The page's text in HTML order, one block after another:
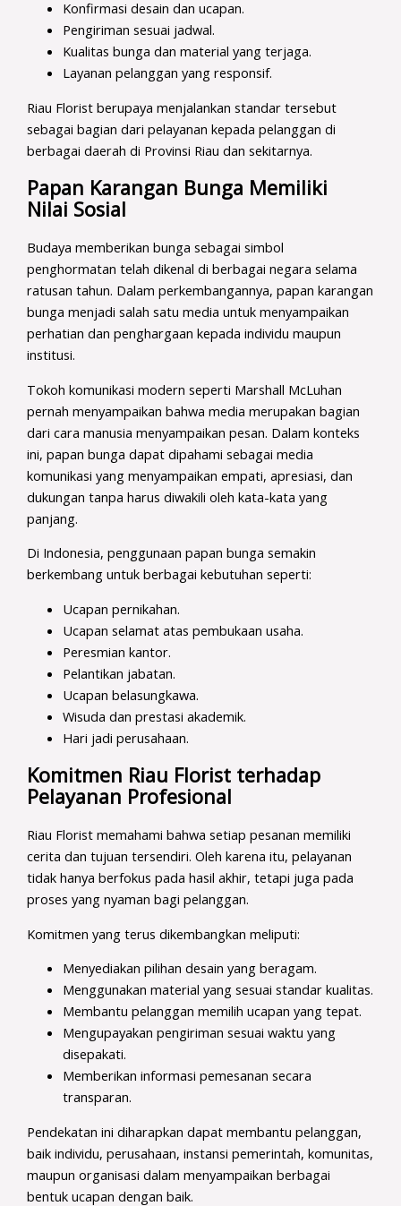
Konfirmasi desain dan ucapan.
Pengiriman sesuai jadwal.
Kualitas bunga dan material yang terjaga.
Layanan pelanggan yang responsif.
Riau Florist berupaya menjalankan standar tersebut
sebagai bagian dari pelayanan kepada pelanggan di
berbagai daerah di Provinsi Riau dan sekitarnya.
Papan Karangan Bunga Memiliki
Nilai Sosial
Budaya memberikan bunga sebagai simbol
penghormatan telah dikenal di berbagai negara selama
ratusan tahun. Dalam perkembangannya, papan karangan
bunga menjadi salah satu media untuk menyampaikan
perhatian dan penghargaan kepada individu maupun
institusi.
Tokoh komunikasi modern seperti Marshall McLuhan
pernah menyampaikan bahwa media merupakan bagian
dari cara manusia menyampaikan pesan. Dalam konteks
ini, papan bunga dapat dipahami sebagai media
komunikasi yang menyampaikan empati, apresiasi, dan
dukungan tanpa harus diwakili oleh kata-kata yang
panjang.
Di Indonesia, penggunaan papan bunga semakin
berkembang untuk berbagai kebutuhan seperti:
Ucapan pernikahan.
Ucapan selamat atas pembukaan usaha.
Peresmian kantor.
Pelantikan jabatan.
Ucapan belasungkawa.
Wisuda dan prestasi akademik.
Hari jadi perusahaan.
Komitmen Riau Florist terhadap
Pelayanan Profesional
Riau Florist memahami bahwa setiap pesanan memiliki
cerita dan tujuan tersendiri. Oleh karena itu, pelayanan
tidak hanya berfokus pada hasil akhir, tetapi juga pada
proses yang nyaman bagi pelanggan.
Komitmen yang terus dikembangkan meliputi:
Menyediakan pilihan desain yang beragam.
Menggunakan material yang sesuai standar kualitas.
Membantu pelanggan memilih ucapan yang tepat.
Mengupayakan pengiriman sesuai waktu yang
disepakati.
Memberikan informasi pemesanan secara
transparan.
Pendekatan ini diharapkan dapat membantu pelanggan,
baik individu, perusahaan, instansi pemerintah, komunitas,
maupun organisasi dalam menyampaikan berbagai
bentuk ucapan dengan baik.